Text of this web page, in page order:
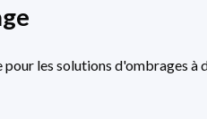
pour les solutions d'ombrages à